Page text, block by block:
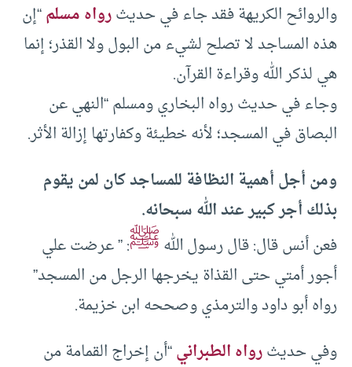
والروائح الكريهة فقد جاء في حديثرواه مسلم“إن
هذه المساجد لا تصلح لشيء من البول ولا القذر؛ إنما
هي لذكر الله وقراءة القرآن.
وجاء في حديث رواه البخاري ومسلم “النهي عن
البصاق في المسجد؛ لأنه خطيئة وكفارتها إزالة الأثر.
ومن أجل أهمية النظافة للمساجد كان لمن يقوم
بذلك أجر كبير عند الله سبحانه.
فعن أنس قال: قال رسول اللهﷺ: ” عرضت علي
أجور أمتي حتى القذاة يخرجها الرجل من المسجد”
رواه أبو داود والترمذي وصححه ابن خزيمة.
وفي حديثرواه الطبراني“أن إخراج القمامة من